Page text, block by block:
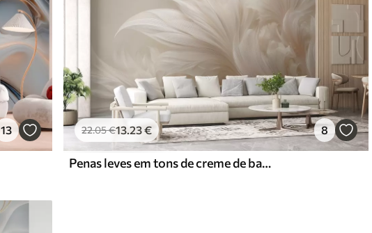
13 22.05€13 .23€ 8
Penas leves em tons de creme de baunilha